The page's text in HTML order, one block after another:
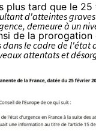
plus tard que le
d'atteintes
demeure à un
de la
dans le cadre de
attentats et